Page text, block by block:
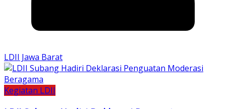
LDII Jawa Barat
Kegiatan LDII